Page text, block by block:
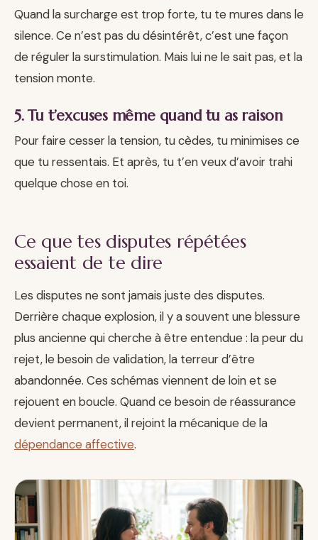
Quand la surcharge est trop forte, tu te mures dans le
silence. Ce n’est pas du désintérêt, c’est une façon
de réguler la surstimulation. Mais lui ne le sait pas, et la
tension monte.
5. Tu t’excuses même quand tu as raison
Pour faire cesser la tension, tu cèdes, tu minimises ce
que tu ressentais. Et après, tu t’en veux d’avoir trahi
quelque chose en toi.
Ce que tes disputes répétées
essaient de te dire
Les disputes ne sont jamais juste des disputes.
Derrière chaque explosion, il y a souvent une blessure
plus ancienne qui cherche à être entendue : la peur du
rejet, le besoin de validation, la terreur d’être
abandonnée. Ces schémas viennent de loin et se
rejouent en boucle. Quand ce besoin de réassurance
devient permanent, il rejoint la mécanique de la
dépendance affective.